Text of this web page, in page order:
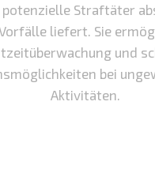
potenzielle Straftäter
liefert. Sie
und
bei
Aktivitäten.